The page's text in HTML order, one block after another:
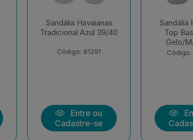
Sandália Havaianas
Top Basic Cinza
Código: 230652
Entre ou
Cadastre-se
Sandália
Top
Branco/